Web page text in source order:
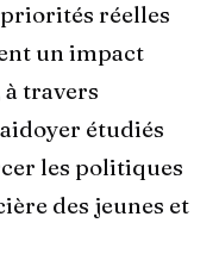
réelles
un impact
travers
étudiés
les politiques
des jeunes et